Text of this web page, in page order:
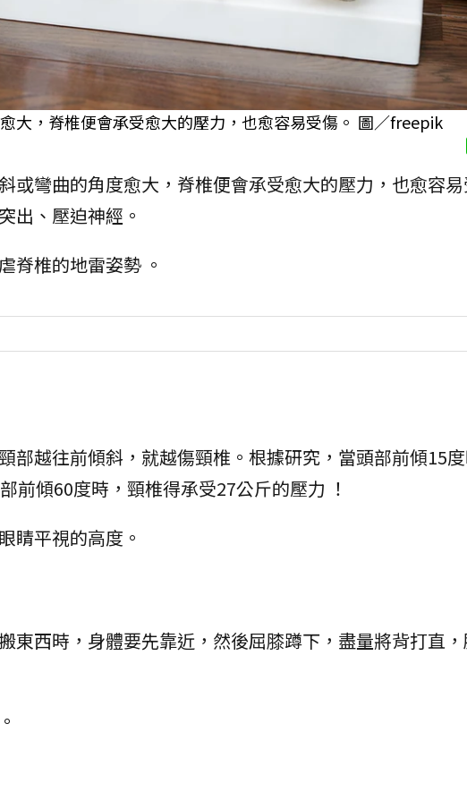
大，脊椎便會承受愈大的壓力，也愈容易受傷。 圖／freepik
或彎曲的角度愈大，脊椎便會承受愈大的壓力，也愈容
出、壓迫神經。
脊椎的地雷姿勢 。
部越往前傾斜，就越傷頸椎。根據研究，當頭部前傾15
前傾60度時，頸椎得承受27公斤的壓力 ！
睛平視的高度。
東西時，身體要先靠近，然後屈膝蹲下，盡量將背打直